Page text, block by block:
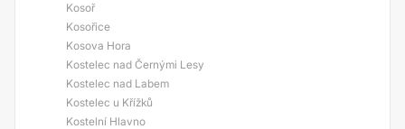
Kosoř
Kosořice
Kosova Hora
Kostelec nad Černými Lesy
Kostelec nad Labem
Kostelec u Křížků
Kostelní Hlavno